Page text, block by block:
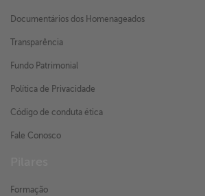
Documentários dos Homenageados
Transparência
Fundo Patrimonial
Política de Privacidade
Código de conduta ética
Fale Conosco
Formação